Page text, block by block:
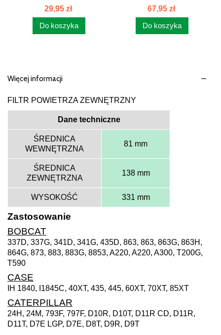
29,95 zł
Do koszyka
SILNIKA...
67,95 zł
Do koszyka
Więcej informacji
FILTR POWIETRZA ZEWNĘTRZNY
Dane techniczne
ŚREDNICA
WEWNĘTRZNA
81 mm
ŚREDNICA
ZEWNĘTRZNA
138 mm
WYSOKOŚĆ 331 mm
Zastosowanie
BOBCAT
337D, 337G, 341D, 341G, 435D, 863, 863, 863G, 863H,
864G, 873, 883, 883G, 8853, A220, A220, A300, T200G,
T590
CASE
IH 1840, I1845C, 40XT, 435, 445, 60XT, 70XT, 85XT
CATERPILLAR
24H, 24M, 793F, 797F, D10R, D10T, D11R CD, D11R,
D11T, D7E LGP, D7E, D8T, D9R, D9T